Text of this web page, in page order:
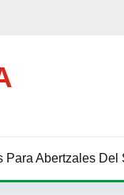
Para Abertzales Del